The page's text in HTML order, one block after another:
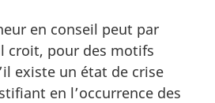
en conseil peut par
croit, pour des motifs
existe un état de crise
en l’occurrence des